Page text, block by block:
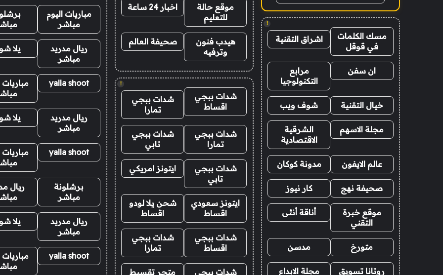
!
مسك الكلمات
في قوقل
اشراق التقنية
ان سفن
مرابع
التكنولوجيا
خيال التقنية شوف ويب
مجلة الاسهم
الشرقية
الاقتصادية
عالم الايفون مدونة كوكان
صحيفة نهج كار نيوز
موقع خبرة
التقني
أناقة أنثى
متورخ مدسن
روتانا تسويق مجلة الابداع
موقع حالة
للتعليم
اخبار 24 ساعة
هيدب فنون
وترفيه
صحيفة العالم
!
شدات ببجي
اقساط
شدات ببجي
تمارا
شدات ببجي
تمارا
شدات ببجي
تابي
شدات ببجي
تابي
ايتونز امريكي
ايتونز سعودي
اقساط
شحن يلا لودو
اقساط
شدات ببجي
اقساط
شدات ببجي
تمارا
شدات ببجي
متجر تقسيط
مباريات اليوم
مباشر
ريال مدريد
مباشر
يلا
yalla shoot
مباريات
ريال مدريد
مباشر
يلا
yalla shoot
مباريات
برشلونة
مباشر
ريال
ريال مدريد
مباشر
يلا
yalla shoot
مباريات